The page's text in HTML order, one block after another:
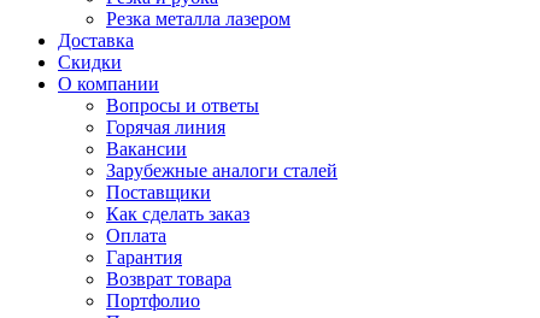
Резка металла лазером
Доставка
Скидки
О компании
Вопросы и ответы
Горячая линия
Вакансии
Зарубежные аналоги сталей
Поставщики
Как сделать заказ
Оплата
Гарантия
Возврат товара
Портфолио